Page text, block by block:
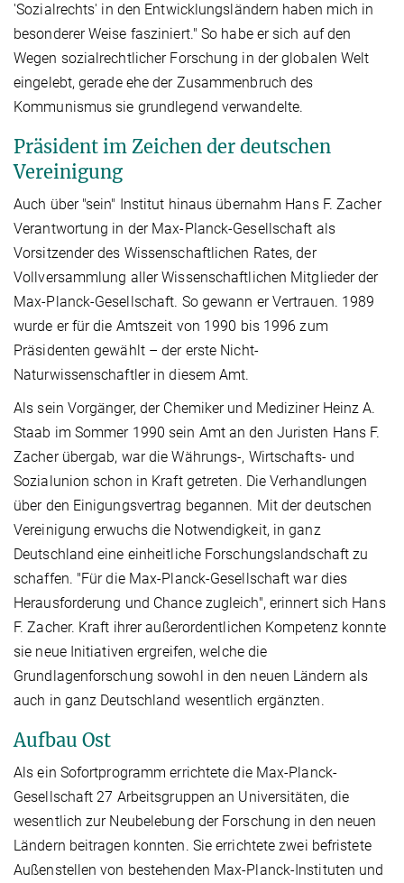
'Sozialrechts' in den Entwicklungsländern haben mich in
besonderer Weise fasziniert." So habe er sich auf den
Wegen sozialrechtlicher Forschung in der globalen Welt
eingelebt, gerade ehe der Zusammenbruch des
Kommunismus sie grundlegend verwandelte.
Präsident im Zeichen der deutschen
Vereinigung
Auch über "sein" Institut hinaus übernahm Hans F. Zacher
Verantwortung in der Max-Planck-Gesellschaft als
Vorsitzender des Wissenschaftlichen Rates, der
Vollversammlung aller Wissenschaftlichen Mitglieder der
Max-Planck-Gesellschaft. So gewann er Vertrauen. 1989
wurde er für die Amtszeit von 1990 bis 1996 zum
Präsidenten gewählt – der erste Nicht-
Naturwissenschaftler in diesem Amt.
Als sein Vorgänger, der Chemiker und Mediziner Heinz A.
Staab im Sommer 1990 sein Amt an den Juristen Hans F.
Zacher übergab, war die Währungs-, Wirtschafts- und
Sozialunion schon in Kraft getreten. Die Verhandlungen
über den Einigungsvertrag begannen. Mit der deutschen
Vereinigung erwuchs die Notwendigkeit, in ganz
Deutschland eine einheitliche Forschungslandschaft zu
schaffen. "Für die Max-Planck-Gesellschaft war dies
Herausforderung und Chance zugleich", erinnert sich Hans
F. Zacher. Kraft ihrer außerordentlichen Kompetenz konnte
sie neue Initiativen ergreifen, welche die
Grundlagenforschung sowohl in den neuen Ländern als
auch in ganz Deutschland wesentlich ergänzten.
Aufbau Ost
Als ein Sofortprogramm errichtete die Max-Planck-
Gesellschaft 27 Arbeitsgruppen an Universitäten, die
wesentlich zur Neubelebung der Forschung in den neuen
Ländern beitragen konnten. Sie errichtete zwei befristete
Außenstellen von bestehenden Max-Planck-Instituten und